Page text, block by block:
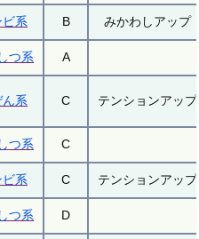
ビ系 B みかわしアップ
つ系 A
ん系 C テンションアップ
つ系 C
ビ系 C テンションアップ
つ系 D